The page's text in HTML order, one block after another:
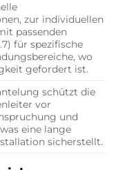
zur individuellen
passenden
für spezifische
wo
gefordert ist.
schützt die
vor
und
eine lange
sicherstellt.